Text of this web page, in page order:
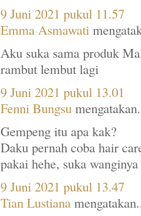
9 Juni 2021 pukul 11.57
Emma Asmawati
Aku suka sama produk
rambut lembut lagi
9 Juni 2021 pukul 13.01
Fenni Bungsu
Gempeng itu apa kak?
Daku pernah coba hair
pakai hehe, suka wanginya
9 Juni 2021 pukul 13.47
Tian Lustiana